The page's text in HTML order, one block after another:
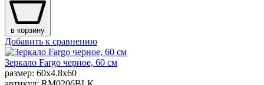
в корзину
Добавить к сравнению
Зеркало Fargo черное, 60 см
размер: 60x4.8x60